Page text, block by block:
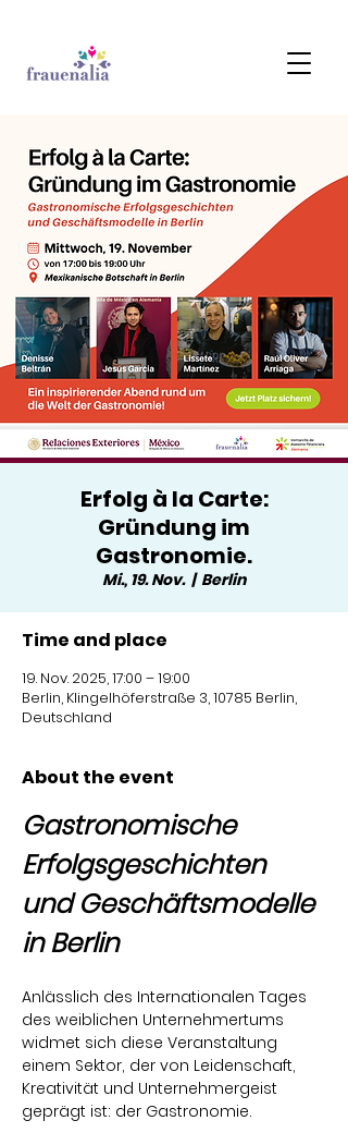
Erfolg à la Carte:
Gründung im
Gastronomie.
Mi., 19. Nov.
  |
Berlin
Time and place
19. Nov. 2025, 17:00 – 19:00
Berlin, Klingelhöferstraße 3, 10785 Berlin,
Deutschland
About the event
Gastronomische
Erfolgsgeschichten
und Geschäftsmodelle
in Berlin
Anlässlich des Internationalen Tages
des weiblichen Unternehmertums
widmet sich diese Veranstaltung
einem Sektor, der von Leidenschaft,
Kreativität und Unternehmergeist
geprägt ist: der Gastronomie.